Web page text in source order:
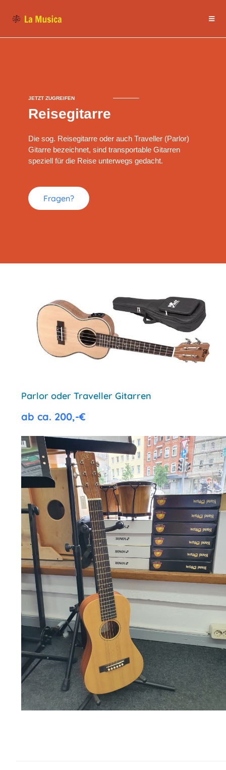
JETZT ZUGREIFEN
Reisegitarre
Die sog. Reisegitarre oder auch Traveller (Parlor)
Gitarre bezeichnet, sind transportable Gitarren
speziell für die Reise unterwegs gedacht.
Fragen?
Parlor oder Traveller Gitarren
ab ca. 200,-€